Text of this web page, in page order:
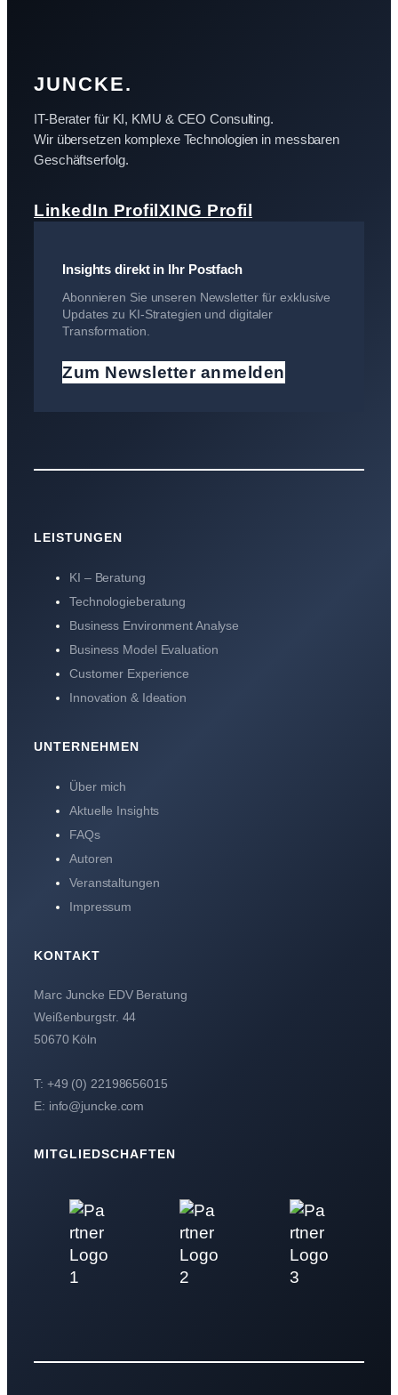
JUNCKE.
IT-Berater für KI, KMU & CEO Consulting.
Wir übersetzen komplexe Technologien in messbaren
Geschäftserfolg.
LinkedIn ProfilXING Profil
Insights direkt in Ihr Postfach
Abonnieren Sie unseren Newsletter für exklusive
Updates zu KI-Strategien und digitaler
Transformation.
Zum Newsletter anmelden
LEISTUNGEN
KI – Beratung
Technologieberatung
Business Environment Analyse
Business Model Evaluation
Customer Experience
Innovation & Ideation
UNTERNEHMEN
Über mich
Aktuelle Insights
FAQs
Autoren
Veranstaltungen
Impressum
KONTAKT
Marc Juncke EDV Beratung
Weißenburgstr. 44
50670 Köln
T: +49 (0) 22198656015
E: info@juncke.com
MITGLIEDSCHAFTEN